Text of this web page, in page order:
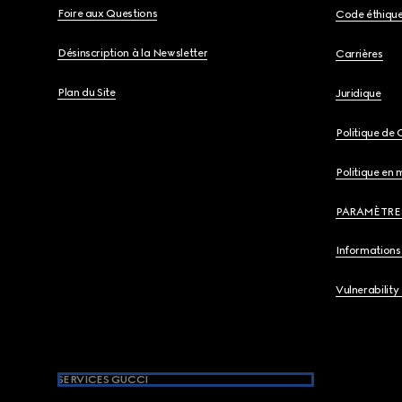
Foire aux Questions
Désinscription à la Newsletter
Plan du Site
Code
Carrières
Juridique
Politique de
Politique en
Informations
Vulnerability
SERVICES GUCCI